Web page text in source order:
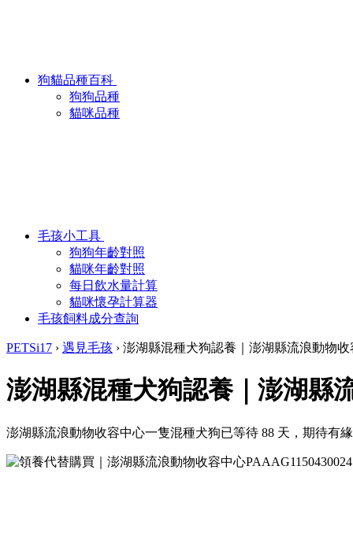
狗貓品種百科
狗狗品種
貓咪品種
毛孩小工具
狗狗年齡對照
貓咪年齡對照
每日飲水量計算
貓咪懷孕計算器
毛孩飼料成分查詢
PETSi17 › 遇見毛孩 › 澎湖縣混種犬狗認養｜澎湖縣流浪動物收
澎湖縣混種犬狗認養｜澎湖縣
澎湖縣流浪動物收容中心一隻混種犬狗已等待 88 天，期待有